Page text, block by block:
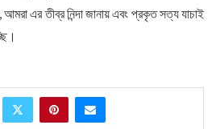
এর তীব্র নিন্দা জানায় এবং প্রকৃত সত্য যাচাই